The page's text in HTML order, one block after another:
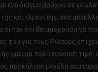
ένα δείγμα βράχου σε
και ιλμενίτης, ένα
είπαν ότι θα μπορούσα να
του για τους Ρώσους
για μια πολύ ευνοϊκή τιμή.
προκάλεσε μεγάλη